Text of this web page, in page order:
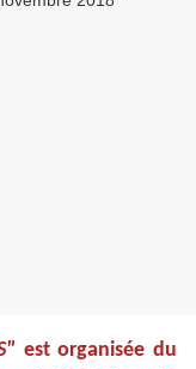
est organisée du